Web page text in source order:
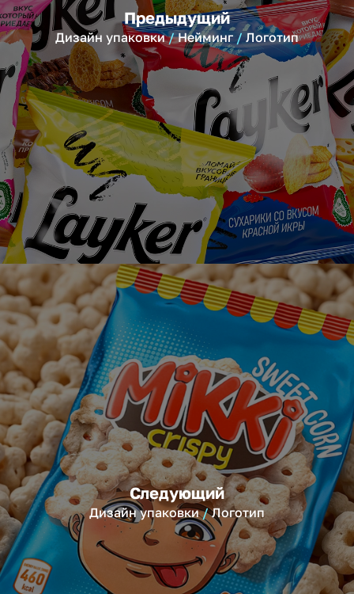
Предыдущий
Дизайн упаковки Нейминг Логотип
Следующий
Дизайн упаковки Логотип